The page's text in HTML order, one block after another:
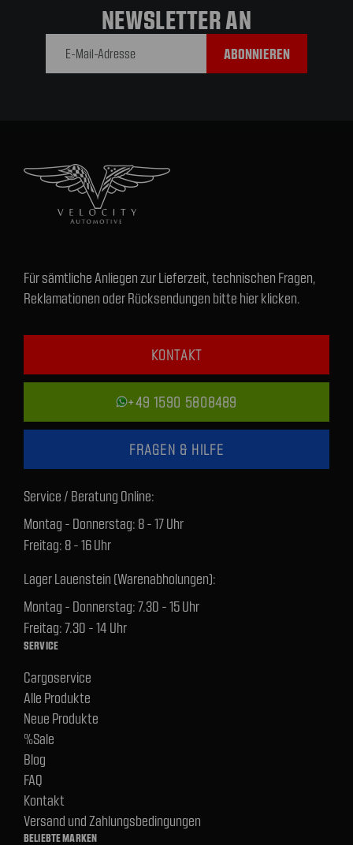
NEWSLETTER AN
Für sämtliche Anliegen zur Lieferzeit, technischen Fragen,
Reklamationen oder Rücksendungen bitte hier klicken.
KONTAKT
+49 1590 5808489
FRAGEN & HILFE
Service / Beratung Online:
Montag - Donnerstag: 8 - 17 Uhr
Freitag: 8 - 16 Uhr
Lager Lauenstein (Warenabholungen):
Montag - Donnerstag: 7.30 - 15 Uhr
Freitag: 7.30 - 14 Uhr
SERVICE
Cargoservice
Alle Produkte
Neue Produkte
%Sale
Blog
FAQ
Kontakt
Versand und Zahlungsbedingungen
BELIEBTE MARKEN